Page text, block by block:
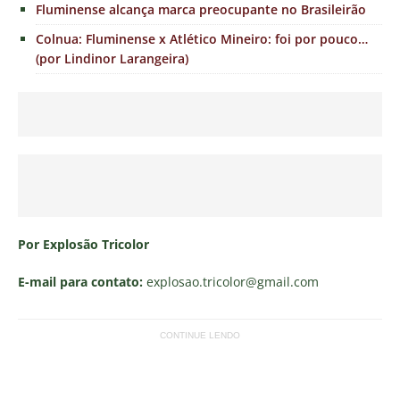
Fluminense alcança marca preocupante no Brasileirão
Colnua: Fluminense x Atlético Mineiro: foi por pouco…
(por Lindinor Larangeira)
Por Explosão Tricolor
E-mail para contato: explosao.tricolor@gmail.com
CONTINUE LENDO